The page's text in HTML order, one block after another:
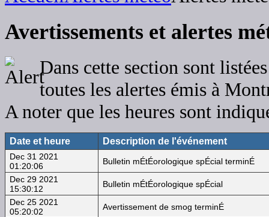
Avertissements et alertes
Dans cette section sont
toutes les alertes émis à
A noter que les heures sont
Date et heure Description de l'événement
Dec 31 2021
01:20:06
Bulletin mÉtÉorologique spÉcial terminÉ
Dec 29 2021
15:30:12
Bulletin mÉtÉorologique spÉcial
Dec 25 2021
05:20:02
Avertissement de smog terminÉ